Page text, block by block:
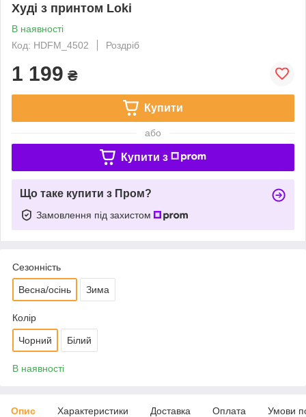
Худі з принтом Loki
В наявності
Код: HDFM_4502
Роздріб
1 199 ₴
Купити
або
Купити з
Що таке купити з Пром?
Замовлення під захистом
Сезонність
Весна/осінь Зима
Колір
Чорний Білий
В наявності
Опис Характеристики Доставка Оплата Умови